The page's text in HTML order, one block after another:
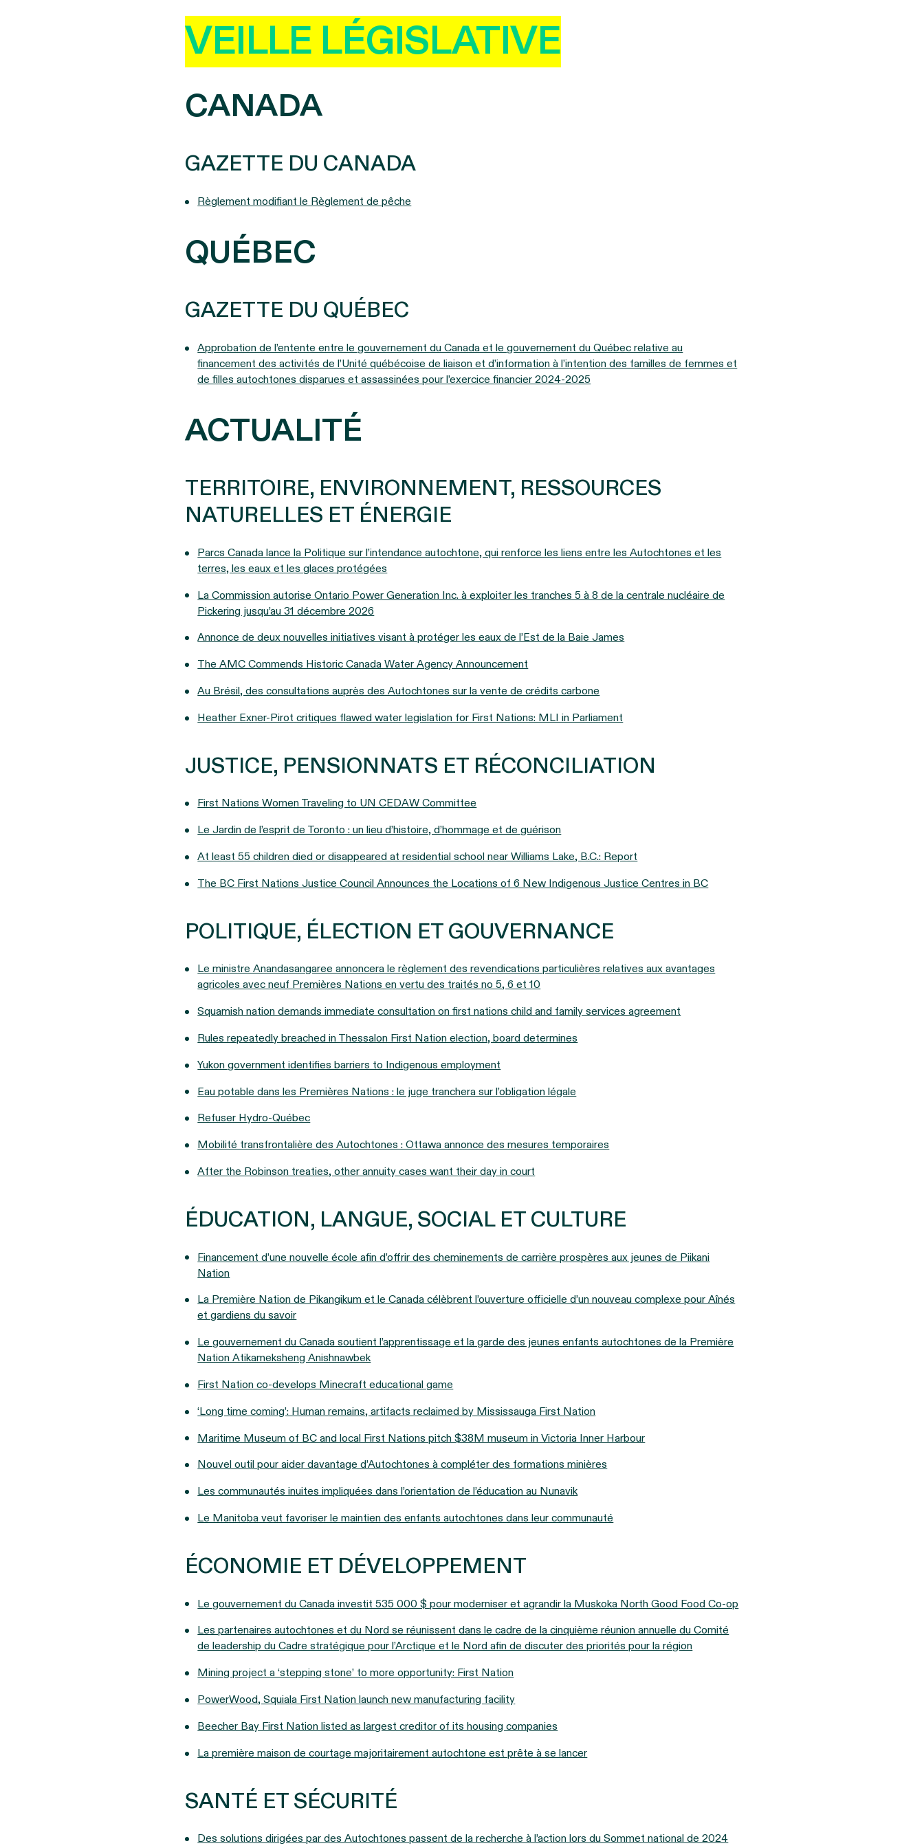
VEILLE LÉGISLATIVE
CANADA
GAZETTE DU CANADA
Règlement modifiant le Règlement de pêche
QUÉBEC
GAZETTE DU QUÉBEC
Approbation de l’entente entre le gouvernement du Canada et le gouvernement du Québec relative au
financement des activités de l’Unité québécoise de liaison et d’information à l’intention des familles de femmes et
de filles autochtones disparues et assassinées pour l’exercice financier 2024‑2025
ACTUALITÉ
TERRITOIRE, ENVIRONNEMENT, RESSOURCES
NATURELLES ET ÉNERGIE
Parcs Canada lance la Politique sur l’intendance autochtone, qui renforce les liens entre les Autochtones et les
terres, les eaux et les glaces protégées
La Commission autorise Ontario Power Generation Inc. à exploiter les tranches 5 à 8 de la centrale nucléaire de
Pickering jusqu’au 31 décembre 2026
Annonce de deux nouvelles initiatives visant à protéger les eaux de l’Est de la Baie James
The AMC Commends Historic Canada Water Agency Announcement
Au Brésil, des consultations auprès des Autochtones sur la vente de crédits carbone
Heather Exner-Pirot critiques flawed water legislation for First Nations: MLI in Parliament
JUSTICE, PENSIONNATS ET RÉCONCILIATION
First Nations Women Traveling to UN CEDAW Committee
Le Jardin de l’esprit de Toronto : un lieu d’histoire, d’hommage et de guérison
At least 55 children died or disappeared at residential school near Williams Lake, B.C.: Report
The BC First Nations Justice Council Announces the Locations of 6 New Indigenous Justice Centres in BC
POLITIQUE, ÉLECTION ET GOUVERNANCE
Le ministre Anandasangaree annoncera le règlement des revendications particulières relatives aux avantages
agricoles avec neuf Premières Nations en vertu des traités no 5, 6 et 10
Squamish nation demands immediate consultation on first nations child and family services agreement
Rules repeatedly breached in Thessalon First Nation election, board determines
Yukon government identifies barriers to Indigenous employment
Eau potable dans les Premières Nations : le juge tranchera sur l’obligation légale
Refuser Hydro-Québec
Mobilité transfrontalière des Autochtones : Ottawa annonce des mesures temporaires
After the Robinson treaties, other annuity cases want their day in court
ÉDUCATION, LANGUE, SOCIAL ET CULTURE
Financement d’une nouvelle école afin d’offrir des cheminements de carrière prospères aux jeunes de Piikani
Nation
La Première Nation de Pikangikum et le Canada célèbrent l’ouverture officielle d’un nouveau complexe pour Aînés
et gardiens du savoir
Le gouvernement du Canada soutient l’apprentissage et la garde des jeunes enfants autochtones de la Première
Nation Atikameksheng Anishnawbek
First Nation co-develops Minecraft educational game
‘Long time coming’: Human remains, artifacts reclaimed by Mississauga First Nation
Maritime Museum of BC and local First Nations pitch $38M museum in Victoria Inner Harbour
Nouvel outil pour aider davantage d’Autochtones à compléter des formations minières
Les communautés inuites impliquées dans l’orientation de l’éducation au Nunavik
Le Manitoba veut favoriser le maintien des enfants autochtones dans leur communauté
ÉCONOMIE ET DÉVELOPPEMENT
Le gouvernement du Canada investit 535 000 $ pour moderniser et agrandir la Muskoka North Good Food Co-op
Les partenaires autochtones et du Nord se réunissent dans le cadre de la cinquième réunion annuelle du Comité
de leadership du Cadre stratégique pour l’Arctique et le Nord afin de discuter des priorités pour la région
Mining project a ‘stepping stone’ to more opportunity: First Nation
PowerWood, Squiala First Nation launch new manufacturing facility
Beecher Bay First Nation listed as largest creditor of its housing companies
La première maison de courtage majoritairement autochtone est prête à se lancer
SANTÉ ET SÉCURITÉ
Des solutions dirigées par des Autochtones passent de la recherche à l’action lors du Sommet national de 2024